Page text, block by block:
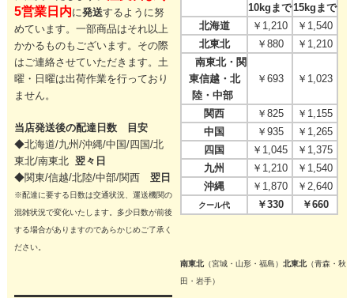
5営業日内に発送するように努
めています。一部商品はそれ以上
かかるものもございます。その際
はご連絡させていただきます。 土
曜・日曜は出荷作業を行っており
ません。
当店発送後の配達日数 目安
◆北海道/九州/沖縄/中国/四国/北
東北/南東北 翌々日
◆関東/信越/北陸/中部/関西 翌日
※配達に要する日数は交通状況、運送機関の
混雑状況で変化いたします。多少日数が前後
する場合がありますのであらかじめご了承く
ださい。
10kgまで15kgまで
北海道
￥1,210
￥1,540
北東北
￥880
￥1,210
南東北・関
東信越・北
陸・中部
￥693 ￥1,023
関西 ￥825
￥1,155
中国
￥935
￥1,265
四国
￥1,045
￥1,375
九州
￥1,210
￥1,540
沖縄
￥1,870 ￥2,640
クール代 ￥330 ￥660
南東北（宮城・山形・福島）北東北（青森・秋
田・岩手）